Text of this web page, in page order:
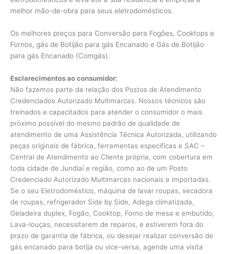
melhor mão-de-obra para seus eletrodomésticos.
Os melhores preços para Conversão para Fogões, Cooktops e
Fornos, gás de Botijão para gás Encanado e Gás de Botijão
para gás Encanado (Comgás).
Esclarecimentos ao consumidor:
Não fazemos parte da relação dos Postos de Atendimento
Credenciados Autorizado Multimarcas. Nossos técnicos são
treinados e capacitados para atender o consumidor o mais
próximo possível do mesmo padrão de qualidade de
atendimento de uma Assistência Técnica Autorizada, utilizando
peças originais de fábrica, ferramentas especificas e SAC –
Central de Atendimento ao Cliente própria, com cobertura em
toda cidade de Jundiaí e região, como ao de um Posto
Credenciado Autorizado Multimarcas nacionais e importadas.
Se o seu Eletrodoméstico, máquina de lavar roupas, secadora
de roupas, refrigerador Side by Side, Adega climatizada,
Geladeira duplex, Fogão, Cooktop, Forno de mesa e embutido,
Lava-louças, necessitarem de reparos, e estiverem fora do
prazo de garantia de fábrica, ou desejar realizar conversão de
gás encanado para botija ou vice-versa, agende uma visita